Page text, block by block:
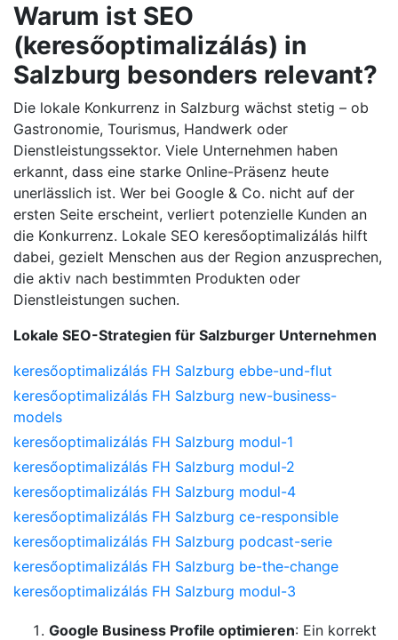
Warum ist SEO
(keresőoptimalizálás) in
Salzburg besonders relevant?
Die lokale Konkurrenz in Salzburg wächst stetig – ob
Gastronomie, Tourismus, Handwerk oder
Dienstleistungssektor. Viele Unternehmen haben
erkannt, dass eine starke Online-Präsenz heute
unerlässlich ist. Wer bei Google & Co. nicht auf der
ersten Seite erscheint, verliert potenzielle Kunden an
die Konkurrenz. Lokale SEO keresőoptimalizálás hilft
dabei, gezielt Menschen aus der Region anzusprechen,
die aktiv nach bestimmten Produkten oder
Dienstleistungen suchen.
Lokale SEO-Strategien für Salzburger Unternehmen
keresőoptimalizálás FH Salzburg ebbe-und-flut
keresőoptimalizálás FH Salzburg new-business-
models
keresőoptimalizálás FH Salzburg modul-1
keresőoptimalizálás FH Salzburg modul-2
keresőoptimalizálás FH Salzburg modul-4
keresőoptimalizálás FH Salzburg ce-responsible
keresőoptimalizálás FH Salzburg podcast-serie
keresőoptimalizálás FH Salzburg be-the-change
keresőoptimalizálás FH Salzburg modul-3
Google Business Profile optimieren: Ein korrekt